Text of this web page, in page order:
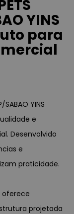
YINS
para
SABAO YINS
e
Desenvolvido
e
praticidade.
oferece
projetada